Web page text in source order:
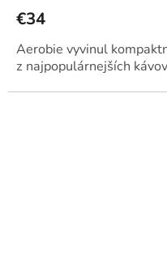
produktu
4,5
z
hviezdičiek.
€34
Aerobie vyvinul
z najpopulárnejších